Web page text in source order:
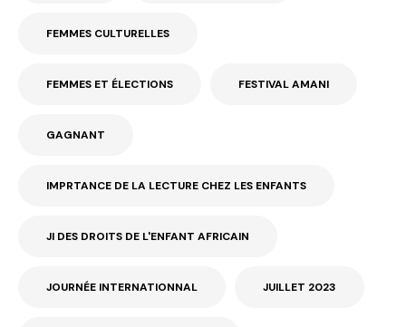
FEMMES CULTURELLES
FEMMES ET ÉLECTIONS FESTIVAL AMANI
GAGNANT
IMPRTANCE DE LA LECTURE CHEZ LES ENFANTS
JI DES DROITS DE L'ENFANT AFRICAIN
JOURNÉE INTERNATIONNAL JUILLET 2023